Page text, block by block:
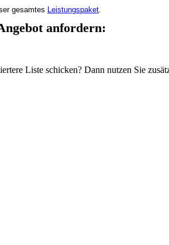
gesamtes Leistungspaket.
anfordern:
Liste schicken? Dann nutzen Sie